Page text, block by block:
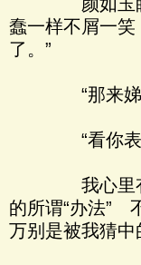
蠢一样不屑一笑
了。”
“那来娣她
“看你表
我心里有不
的所谓“办法”
万别是被我猜中